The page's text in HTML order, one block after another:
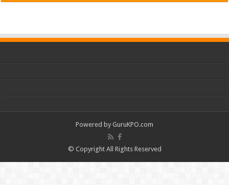
Powered by GuruKPO.com
© Copyright All Rights Reserved